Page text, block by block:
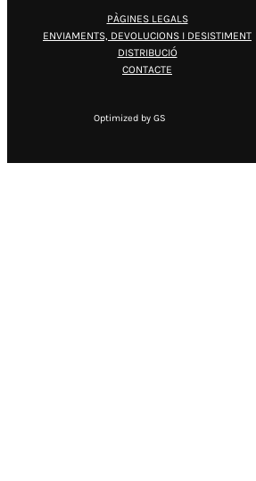
PÀGINES LEGALS
ENVIAMENTS, DEVOLUCIONS I DESISTIMENT
DISTRIBUCIÓ
CONTACTE
Optimized by GS